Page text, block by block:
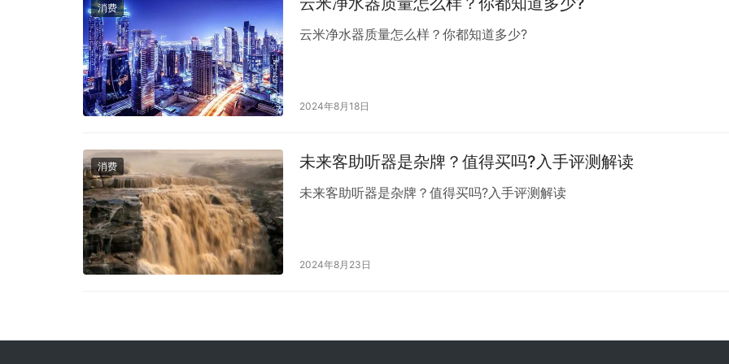
消费
云米净水器质量怎么样？你都知道多少?
2024年8月18日
消费 未来客助听器是杂牌？值得买吗?入手评测解读
未来客助听器是杂牌？值得买吗?入手评测解读
2024年8月23日